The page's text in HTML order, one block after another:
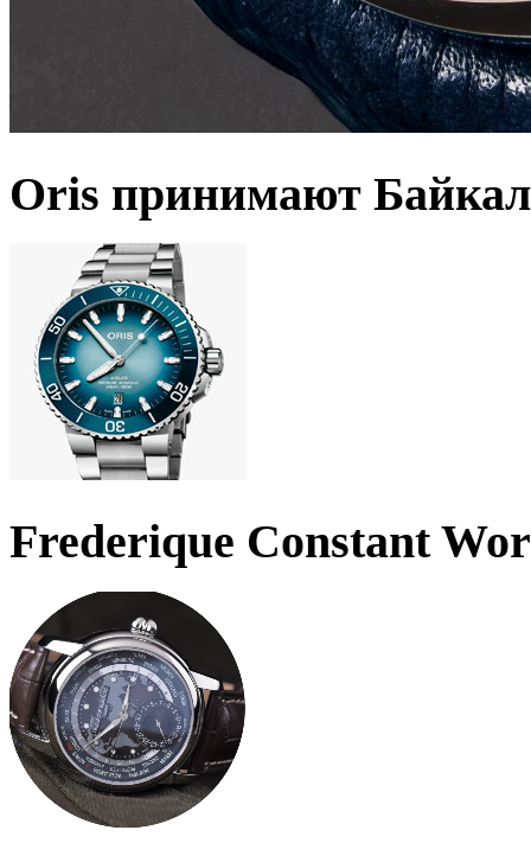
Oris принимают
Frederique Constant